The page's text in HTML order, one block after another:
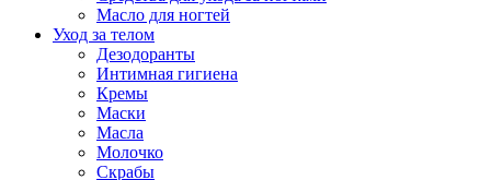
Масло для ногтей
Уход за телом
Дезодоранты
Интимная гигиена
Кремы
Маски
Масла
Молочко
Скрабы